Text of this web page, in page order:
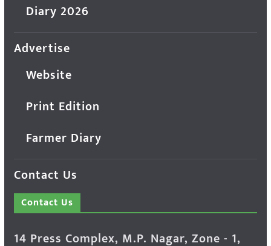
Diary 2026
Advertise
Website
Print Edition
Farmer Diary
Contact Us
Contact Us
14 Press Complex, M.P. Nagar, Zone - 1,